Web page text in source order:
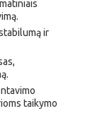
ir
taikymo